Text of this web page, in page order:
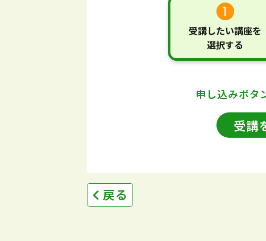
受講したい講座を
選択する
申し込みボタ
受講
戻る